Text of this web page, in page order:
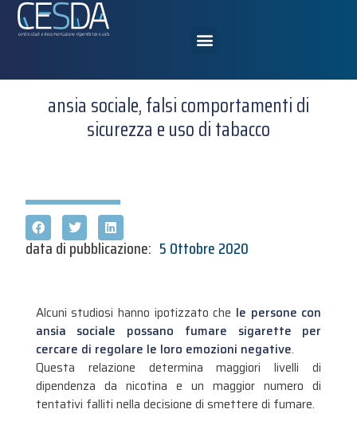
ansia sociale, falsi comportamenti di
sicurezza e uso di tabacco
data di pubblicazione: 5 Ottobre 2020
Alcuni studiosi hanno ipotizzato che le persone con
ansia sociale possano fumare sigarette per
cercare di regolare le loro emozioni negative.
Questa relazione determina maggiori livelli di
dipendenza da nicotina e un maggior numero di
tentativi falliti nella decisione di smettere di fumare.